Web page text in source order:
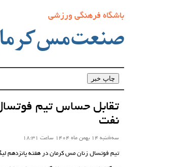
باشگاه فرهنگی ورزشی
تقابل حساس تیم
نفت
سه‌شنبه 14 بهمن ماه 1404 ساعت 18:31
تیم فوتسال زنان مس کرمان در هفته پانزدهم